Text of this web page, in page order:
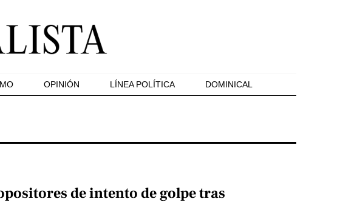
OPINIÓN LÍNEA POLÍTICA DOMINICAL
de intento de golpe tras